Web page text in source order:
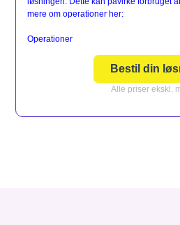
mere om operationer her:
Operationer
Bestil din
Alle priser ekskl.